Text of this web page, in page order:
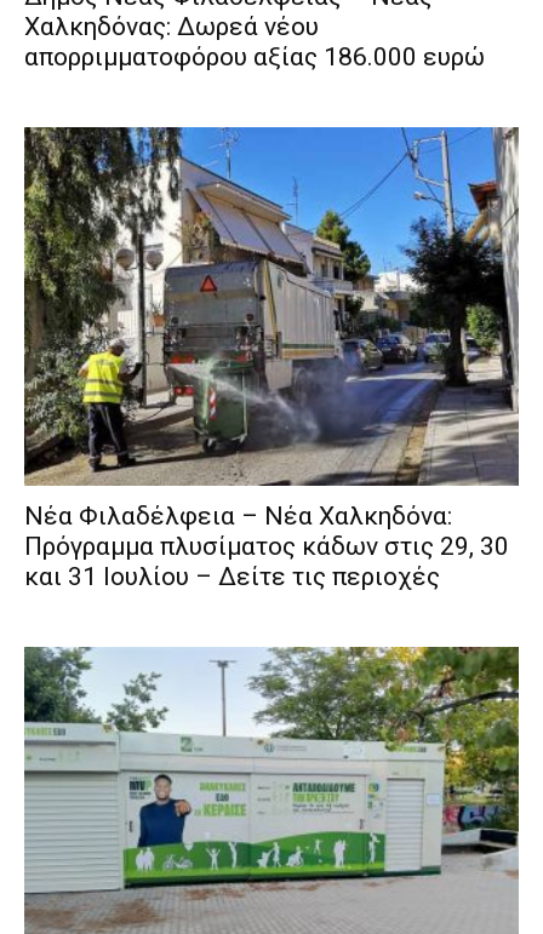
Χαλκηδόνας: Δωρεά νέου
απορριμματοφόρου αξίας 186.000 ευρώ
Νέα Φιλαδέλφεια – Νέα Χαλκηδόνα:
Πρόγραμμα πλυσίματος κάδων στις 29, 30
και 31 Ιουλίου – Δείτε τις περιοχές